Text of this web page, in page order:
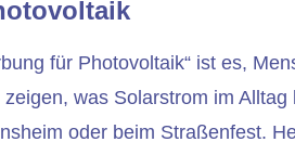
für Photovoltaik“ ist es,
was Solarstrom im
oder beim Straßenfest.